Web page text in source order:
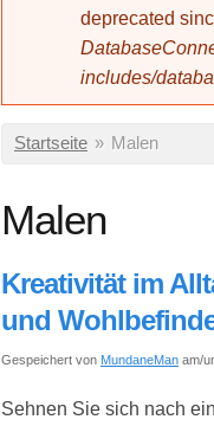
deprecated
includes/
Sie sind hier
Startseite » Malen
Malen
Kreativität im
und
Gespeichert von MundaneMan am/
Sehnen Sie sich nach